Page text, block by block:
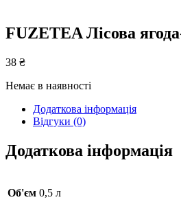
FUZETEA Лісова
38 ₴
Немає в наявності
Додаткова інформація
Відгуки (0)
Додаткова інформація
Об'єм 0,5 л